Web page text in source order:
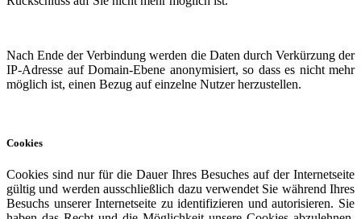
Nach Ende der Verbindung werden die Daten durch Verkürzung der
IP-Adresse auf Domain-Ebene anonymisiert, so dass es nicht mehr
möglich ist, einen Bezug auf einzelne Nutzer herzustellen.
Cookies
Cookies sind nur für die Dauer Ihres Besuches auf der Internetseite
gültig und werden ausschließlich dazu verwendet Sie während Ihres
Besuchs unserer Internetseite zu identifizieren und autorisieren. Sie